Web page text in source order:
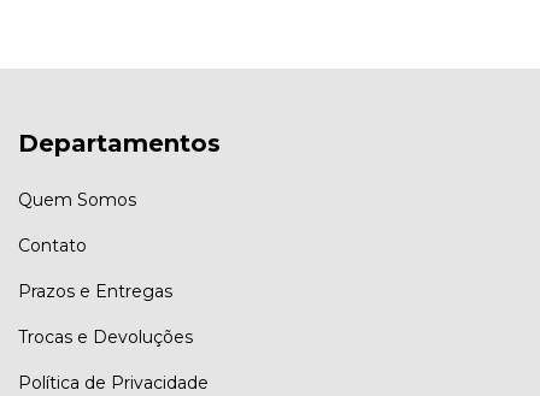
Departamentos
Quem Somos
Contato
Prazos e Entregas
Trocas e Devoluções
Política de Privacidade